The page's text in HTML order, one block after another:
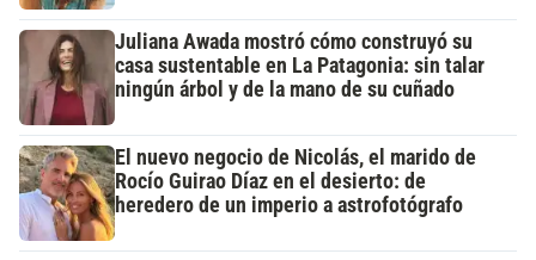
Juliana Awada mostró cómo construyó su
casa sustentable en La Patagonia: sin talar
ningún árbol y de la mano de su cuñado
El nuevo negocio de Nicolás, el marido de
Rocío Guirao Díaz en el desierto: de
heredero de un imperio a astrofotógrafo